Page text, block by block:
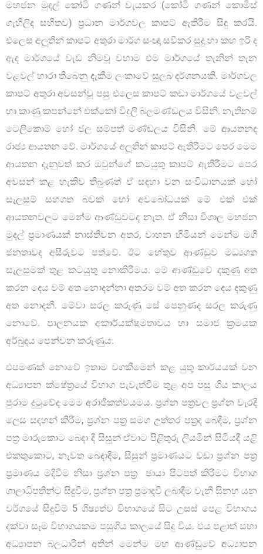
මහජන මුදල් කෝටි ගණන් වැයකර (කෝටි ගණන් කොමිස්
ගැහිලිද සහිතව) ප‍්‍රධාන මාර්ගවල කාපට් ඇතිරීම සිදු කරයි.
එලෙස අලූතින් කාපට් අතුරා මාර්ග සංඥා සවිකර සුදු හා කහ ඉරි ද
ඇඳ මාර්ගයේ වැඩ නිමවූ වහාම එම මාර්ගයේ තැනින් තැන
වළවල් හාරා තිබෙනු දැකීම ලංකාවේ සුලබ දර්ශනයකි. මාර්ගවල
කාපට් අතුරා අවසන්වූ පසු එලෙස කාපට් කඩා මාර්ගයේ වළවල්
හා කාණු කපන්නේ එක්කෝ විදුලි බලමණ්ඩලය විසිනි. නැතිනම්
ටෙලිකොම් හෝ ජල සම්පත් මණ්ඩලය විසිනි. මේ ආයතනද
රාජ්‍ය ආයතන වේ. මාර්ගයේ අලූතින් කාපට් ඇතිරීමට පෙර මෙම
ආයතන දැනුවත් කර ඔවුන්ගේ කටයුතු කාපට් ඇතිරීමට පෙර
අවසන් කළ හැකිව තිබුණත් ඒ සඳහා වන සංවිධානයක් හෝ
සැලසුම් සහගත බවක් හෝ අවබෝධයක් මේ එක් එක්
ආයතනවලට මෙන්ම ආණ්ඩුවටද නැත. ඒ නිසා විශාල මහජන
මුදල් ප‍්‍රමාණයක් නාස්තිවන අතර, වාහන හිමියන් මෙන්ම මගී
ජනතාවද අසීරුවට පත්වේ. ඊට හේතුව ආණ්ඩුව මධ්‍යගත
සැලසුමක් තුළ කටයුතු නොකිරීමය. මේ ආණ්ඩුවේ දකුණු අත
කරන දෙය වම් අත නොදන්නා අතරම වම් අත කරන දෙය දකුණු
අත නොදනී. මේවා සරල කරුණු සේ පෙනුණද සරල කරුණු
නොවේ. පාලනයක අකාර්යක්ෂමතාවය හා සමාජ ක්‍රමයක
අර්බුදය පෙන්වන කරුණුය.
එපමණක් නොවේ ඉතාම වගකීමෙන් කළ යුතු කාර්යයක් වන
අධ්‍යාපන ක්ෂේත‍්‍රයේ විභාග පැවැත්වීම තුළ අප පසු ගිය කාලය
පුරාම දුටුවේද මෙම අරාජිකත්වයමය. ප‍්‍රශ්න පත‍්‍රවල ප‍්‍රශ්න වැරදි
ලෙස සඳහන් කිරීම, ප‍්‍රශ්න පත‍්‍ර සමග උත්තර පත‍්‍රද බෙදීම, ප‍්‍රශ්න
පත‍්‍ර මාරුකොට බෙදා දී සිසුන් ඒවාට පිළිතුරු ලියමින් සිටියදී යළි
එකතුකොට, නැවත බෙදාදීම, සිසුන් ප‍්‍රමාණයට වඩා ප‍්‍රශ්න පත‍්‍ර
ප‍්‍රමාණය මදිවීම නිසා ප‍්‍රශ්න පත‍්‍ර ඡායා පිටපත් කිරීමට විභාග
ශාලාධිපතින්ට සිදුවීම, ප‍්‍රශ්න පත‍්‍ර ප‍්‍රමාදවී ලබාදීම වැනි සිනහ යන
වර්ගයේ සිදුවීම් 5 ශිෂ්‍යත්ව විභාගයේ සිට උසස් පෙළ විභාගය
දක්වා සෑම විභාගයකම පසුගිය කාලයේ සිදු විය. එය පළාත් සභා
අධ්‍යාපන බලධාරීන් අතින් මෙන්ම මහ ආණ්ඩුවේ අධ්‍යාපන